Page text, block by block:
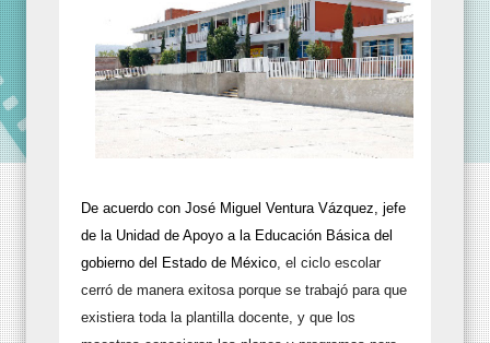
De acuerdo con José Miguel Ventura Vázquez, jefe
de la Unidad de Apoyo a la Educación Básica del
gobierno del Estado de México , el ciclo escolar
cerró de manera exitosa porque se trabajó para que
existiera toda la plantilla docente, y que los